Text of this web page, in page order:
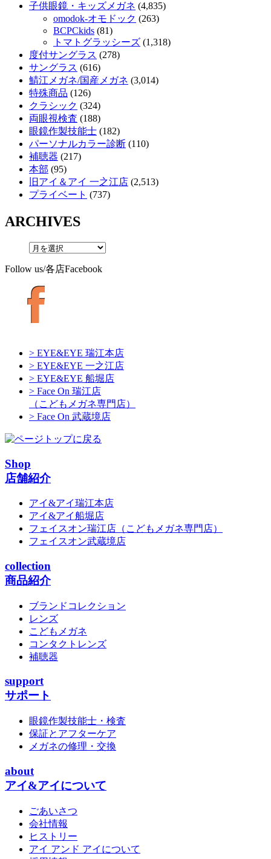
子供眼鏡・キッズメガネ (4,835)
omodok-オモドック (263)
BCPCkids (81)
トマトグラッシーズ (1,318)
度付サングラス (278)
サングラス (616)
鯖江メガネ/国産メガネ (3,014)
特殊商品 (126)
クラシック (324)
両眼視検査 (188)
眼鏡作製技能士 (182)
パーソナルカラー診断 (110)
補聴器 (217)
本部 (95)
旧アイ＆アイ 一之江店 (2,513)
プライベート (737)
ARCHIVES
Follow us/各店Facebook
> EYE&EYE 瑞江本店
> EYE&EYE 一之江店
> EYE&EYE 船堀店
> Face On 瑞江店
（こどもメガネ専門店）
> Face On 武蔵境店
Shop
店舗紹介
アイ&アイ瑞江本店
アイ&アイ船堀店
フェイスオン瑞江店 （こどもメガネ専門店）
フェイスオン武蔵境店
collection
商品紹介
ブランドコレクション
レンズ
こどもメガネ
コンタクトレンズ
補聴器
support
サポート
眼鏡作製技能士・検査
保証とアフターケア
メガネの修理・交換
about
アイ&アイについて
ごあいさつ
会社情報
ヒストリー
アイ アンド アイについて